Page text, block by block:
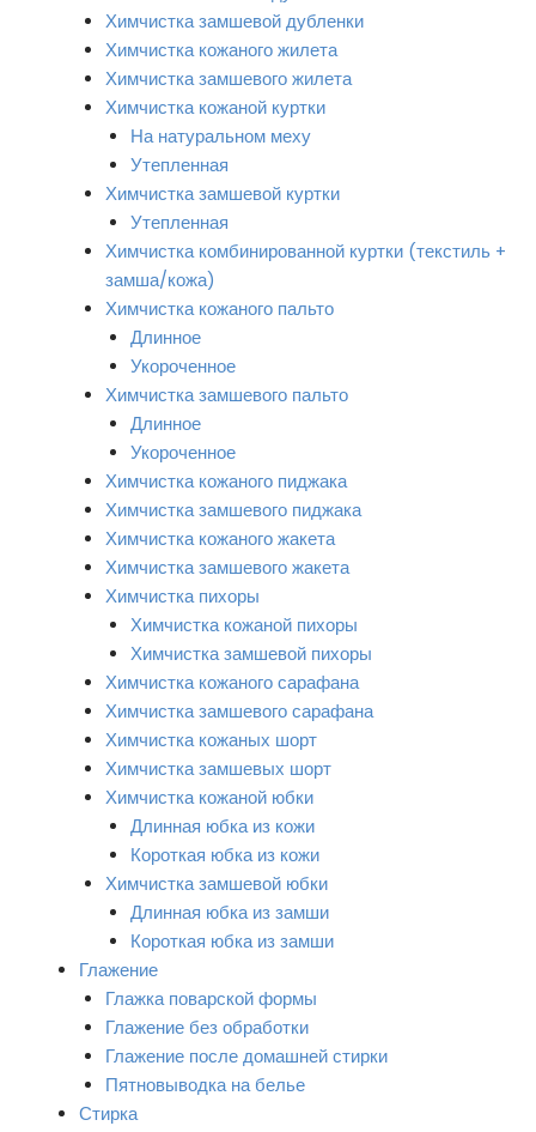
Химчистка замшевой дубленки
Химчистка кожаного жилета
Химчистка замшевого жилета
Химчистка кожаной куртки
На натуральном меху
Утепленная
Химчистка замшевой куртки
Утепленная
Химчистка комбинированной куртки (текстиль +
замша/кожа)
Химчистка кожаного пальто
Длинное
Укороченное
Химчистка замшевого пальто
Длинное
Укороченное
Химчистка кожаного пиджака
Химчистка замшевого пиджака
Химчистка кожаного жакета
Химчистка замшевого жакета
Химчистка пихоры
Химчистка кожаной пихоры
Химчистка замшевой пихоры
Химчистка кожаного сарафана
Химчистка замшевого сарафана
Химчистка кожаных шорт
Химчистка замшевых шорт
Химчистка кожаной юбки
Длинная юбка из кожи
Короткая юбка из кожи
Химчистка замшевой юбки
Длинная юбка из замши
Короткая юбка из замши
Глажение
Глажка поварской формы
Глажение без обработки
Глажение после домашней стирки
Пятновыводка на белье
Стирка